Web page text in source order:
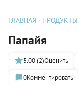
ГЛАВНАЯ ПРОДУКТЫ
Папайя
5.00 (2)Оценить
0Комментировать